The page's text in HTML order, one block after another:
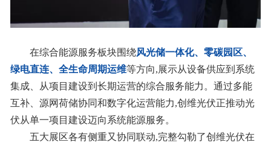
在综合能源服务板块围绕风光储一体化、零碳园区、
绿电直连、 全生命周期运维等方向,展示从设备供应到系统
集成、从项目建设到长期运营的综合服务能力。通过多能
互补、源网荷储协同和数字化运营能力,创维光伏正推动光
伏从单一项目建设迈向系统能源服务。
五大展区各有侧重又协同联动,完整勾勒了创维光伏在